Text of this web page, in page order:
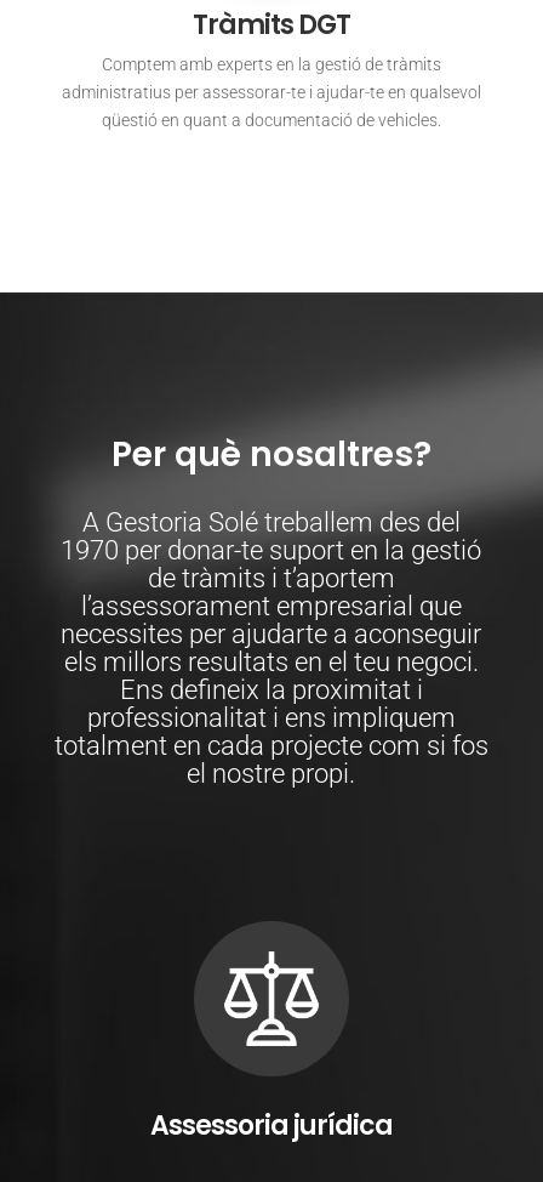
Tràmits DGT
Comptem amb experts en la gestió de tràmits
administratius per assessorar-te i ajudar-te en qualsevol
qüestió en quant a documentació de vehicles.
Per què nosaltres?
A Gestoria Solé treballem des del
1970 per donar-te suport en la gestió
de tràmits i t’aportem
l’assessorament empresarial que
necessites per ajudarte a aconseguir
els millors resultats en el teu negoci.
Ens defineix la proximitat i
professionalitat i ens impliquem
totalment en cada projecte com si fos
el nostre propi.
Assessoria jurídica